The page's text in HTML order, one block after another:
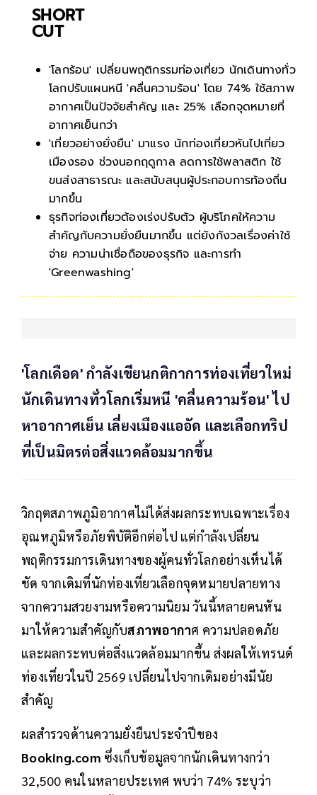
SHORT
CUT
'โลกร้อน' เปลี่ยนพฤติกรรมท่องเที่ยว นักเดินทางทั่ว
โลกปรับแผนหนี 'คลื่นความร้อน' โดย 74% ใช้สภาพ
อากาศเป็นปัจจัยสำคัญ และ 25% เลือกจุดหมายที่
อากาศเย็นกว่า
'เที่ยวอย่างยั่งยืน' มาแรง นักท่องเที่ยวหันไปเที่ยว
เมืองรอง ช่วงนอกฤดูกาล ลดการใช้พลาสติก ใช้
ขนส่งสาธารณะ และสนับสนุนผู้ประกอบการท้องถิ่น
มากขึ้น
ธุรกิจท่องเที่ยวต้องเร่งปรับตัว ผู้บริโภคให้ความ
สำคัญกับความยั่งยืนมากขึ้น แต่ยังกังวลเรื่องค่าใช้
จ่าย ความน่าเชื่อถือของธุรกิจ และการทำ
'Greenwashing'
'โลกเดือด' กำลังเขียนกติกาการท่องเที่ยวใหม่
นักเดินทางทั่วโลกเริ่มหนี 'คลื่นความร้อน' ไป
หาอากาศเย็น เลี่ยงเมืองแออัด และเลือกทริป
ที่เป็นมิตรต่อสิ่งแวดล้อมมากขึ้น
วิกฤตสภาพภูมิอากาศไม่ได้ส่งผลกระทบเฉพาะเรื่อง
อุณหภูมิหรือภัยพิบัติอีกต่อไป แต่กำลังเปลี่ยน
พฤติกรรมการเดินทางของผู้คนทั่วโลกอย่างเห็นได้
ชัด จากเดิมที่นักท่องเที่ยวเลือกจุดหมายปลายทาง
จากความสวยงามหรือความนิยม วันนี้หลายคนหัน
มาให้ความสำคัญกับสภาพอากาศ ความปลอดภัย
และผลกระทบต่อสิ่งแวดล้อมมากขึ้น ส่งผลให้เทรนด์
ท่องเที่ยวในปี 2569 เปลี่ยนไปจากเดิมอย่างมีนัย
สำคัญ
ผลสำรวจด้านความยั่งยืนประจำปีของ
Booking.com ซึ่งเก็บข้อมูลจากนักเดินทางกว่า
32,500 คนในหลายประเทศ พบว่า 74% ระบุว่า